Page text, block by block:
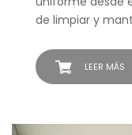
LEER MÁS
de limpiar y